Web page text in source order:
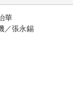
華
／張永錫